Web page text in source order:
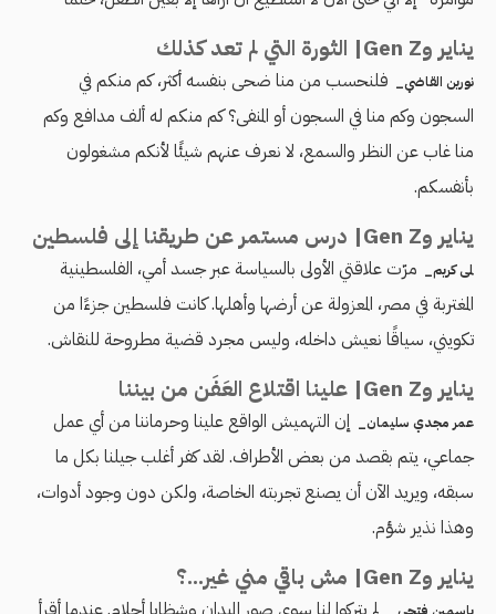
يناير وGen Z| الثورة التي لم تعد كذلك
نورين القاضي_ فلنحسب من منا ضحى بنفسه أكثر، كم منكم في
السجون وكم منا في السجون أو المنفى؟ كم منكم له ألف مدافع وكم
منا غاب عن النظر والسمع، لا نعرف عنهم شيئًا لأنكم مشغولون
بأنفسكم.
يناير وGen Z| درس مستمر عن طريقنا إلى فلسطين
لمى كريم_ مرّت علاقتي الأولى بالسياسة عبر جسد أمي، الفلسطينية
المغتربة في مصر، المعزولة عن أرضها وأهلها. كانت فلسطين جزءًا من
تكويني، سياقًا نعيش داخله، وليس مجرد قضية مطروحة للنقاش.
يناير وGen Z| علينا اقتلاع العَفَن من بيننا
عمر مجدي سليمان_ إن التهميش الواقع علينا وحرماننا من أي عمل
جماعي، يتم بقصد من بعض الأطراف. لقد كفر أغلب جيلنا بكل ما
سبقه، ويريد الآن أن يصنع تجربته الخاصة، ولكن دون وجود أدوات،
وهذا نذير شؤم.
يناير وGen Z| مش باقي مني غير...؟